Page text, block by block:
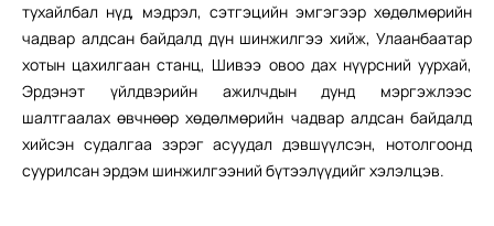
тухайлбал нүд, мэдрэл, сэтгэцийн эмгэгээр хөдөлмөрийн
чадвар алдсан байдалд дүн шинжилгээ хийж, Улаанбаатар
хотын цахилгаан станц, Шивээ овоо дах нүүрсний уурхай,
Эрдэнэт үйлдвэрийн ажилчдын дунд мэргэжлээс
шалтгаалах өвчнөөр хөдөлмөрийн чадвар алдсан байдалд
хийсэн судалгаа зэрэг асуудал дэвшүүлсэн, нотолгоонд
суурилсан эрдэм шинжилгээний бүтээлүүдийг хэлэлцэв.